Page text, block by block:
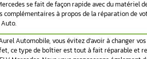
Vous n’arrivez plus à lancer
mécanicien qualifié pour réparer
techniciens d’Aurel Automobile